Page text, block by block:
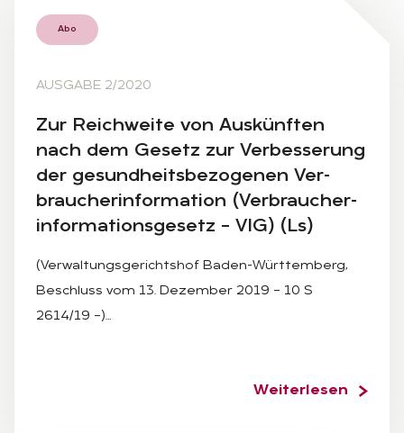
Abo
AUSGABE 2/2020
Zur Reich­wei­te von Aus­künf­ten
nach dem Ge­setz zur Ver­bes­se­rung
der ge­sund­heits­be­zo­ge­nen Ver­
brau­cher­infor­ma­ti­on (Ver­brau­cher­
infor­ma­ti­ons­ge­setz – VIG) (Ls)
(Verwaltungsgerichtshof Baden-Württemberg,
Beschluss vom 13. Dezember 2019 – 10 S
2614/19 –)…
Weiterlesen